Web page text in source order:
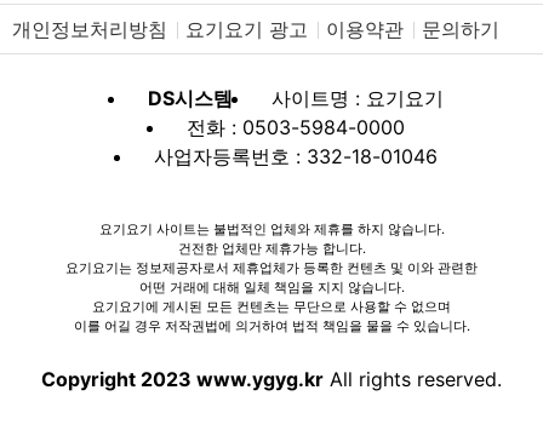
개인정보처리방침 요기요기 광고 이용약관 문의하기
DS시스템
사이트명 : 요기요기
전화 : 0503-5984-0000
사업자등록번호 : 332-18-01046
요기요기 사이트는 불법적인 업체와 제휴를 하지 않습니다.
건전한 업체만 제휴가능 합니다.
요기요기는 정보제공자로서 제휴업체가 등록한 컨텐츠 및 이와 관련한
어떤 거래에 대해 일체 책임을 지지 않습니다.
요기요기에 게시된 모든 컨텐츠는 무단으로 사용할 수 없으며
이를 어길 경우 저작권법에 의거하여 법적 책임을 물을 수 있습니다.
Copyright 2023 www.ygyg.kr All rights reserved.